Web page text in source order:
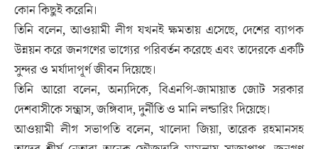
কোন কিছুই করেনি।
তিনি বলেন, আওয়ামী লীগ যখনই ক্ষমতায় এসেছে, দেশের ব্যাপক
উন্নয়ন করে জনগণের ভাগ্যের পরিবর্তন করেছে এবং তাদেরকে একটি
সুন্দর ও মর্যাদাপূর্ণ জীবন দিয়েছে।
তিনি আরো বলেন, অন্যদিকে, বিএনপি-জামায়াত জোট সরকার
দেশবাসীকে সন্ত্রাস, জঙ্গিবাদ, দুর্নীতি ও মানি লন্ডারিং দিয়েছে।
আওয়ামী লীগ সভাপতি বলেন, খালেদা জিয়া, তারেক রহমানসহ